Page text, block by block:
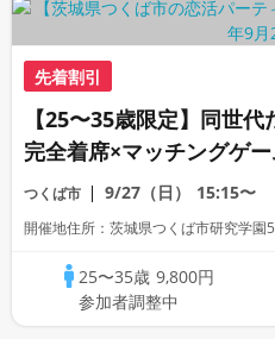
先着割引
【25〜35歳限定】同世
完全着席×マッチングゲ
グコン
つくば市 9/27（日） 15:15〜
開催地住所：茨城県つくば市研究学園
25〜35歳 9,800円
参加者調整中